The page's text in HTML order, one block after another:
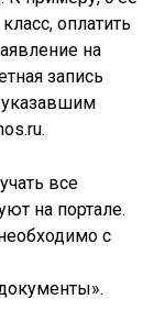
оплатить
на
запись
указавшим
все
на портале.
с